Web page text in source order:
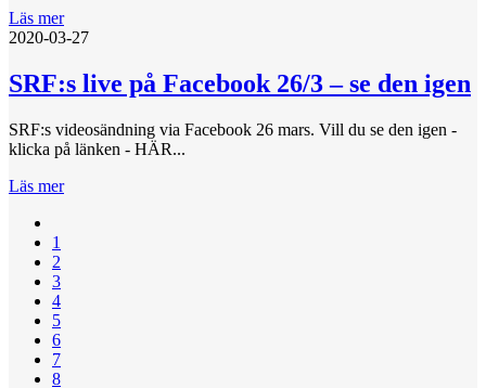
Läs mer
2020-03-27
SRF:s live på Facebook 26/3 – se den igen
SRF:s videosändning via Facebook 26 mars. Vill du se den igen -
klicka på länken - HÄR...
Läs mer
1
2
3
4
5
6
7
8